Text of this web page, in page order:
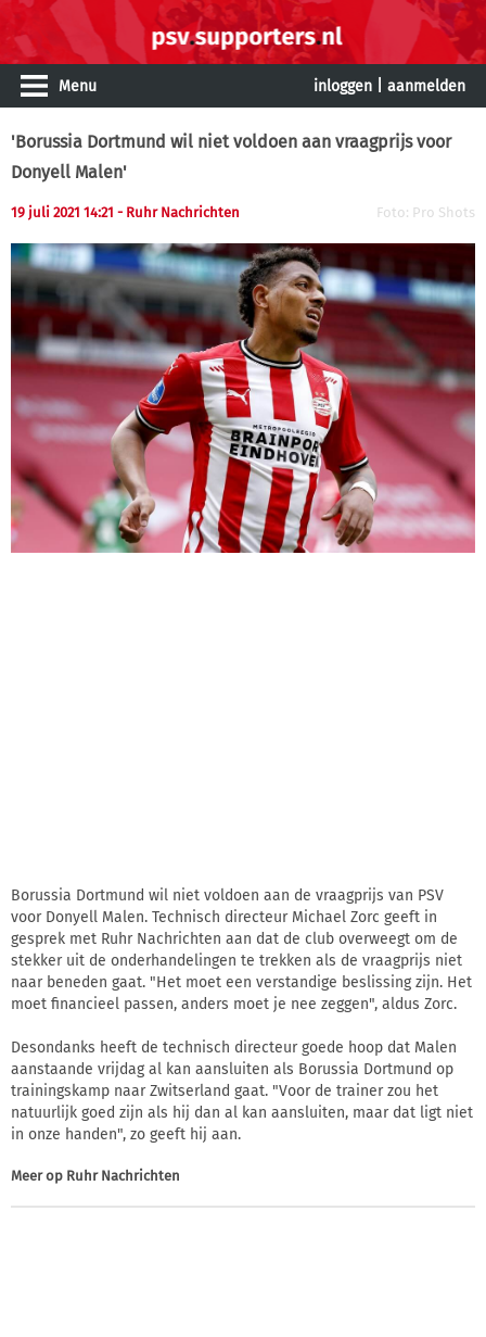
Menu inloggen aanmelden
'Borussia Dortmund wil niet voldoen aan vraagprijs voor
Donyell Malen'
19 juli 2021 14:21 - Ruhr Nachrichten Foto: Pro Shots
Borussia Dortmund wil niet voldoen aan de vraagprijs van PSV
voor Donyell Malen. Technisch directeur Michael Zorc geeft in
gesprek met Ruhr Nachrichten aan dat de club overweegt om de
stekker uit de onderhandelingen te trekken als de vraagprijs niet
naar beneden gaat. "Het moet een verstandige beslissing zijn. Het
moet financieel passen, anders moet je nee zeggen", aldus Zorc.
Desondanks heeft de technisch directeur goede hoop dat Malen
aanstaande vrijdag al kan aansluiten als Borussia Dortmund op
trainingskamp naar Zwitserland gaat. "Voor de trainer zou het
natuurlijk goed zijn als hij dan al kan aansluiten, maar dat ligt niet
in onze handen", zo geeft hij aan.
Meer op Ruhr Nachrichten